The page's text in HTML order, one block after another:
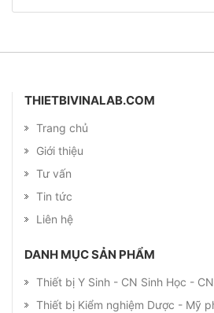
THIETBIVINALAB.COM
Trang chủ
Giới thiệu
Tư vấn
Tin tức
Liên hệ
DANH MỤC SẢN PHẨM
Thiết bị Y Sinh - CN Sinh Học -
Thiết bị Kiểm nghiệm Dược - Mỹ